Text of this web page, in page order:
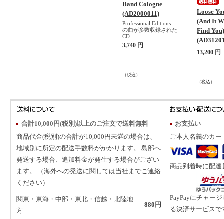
Band Cologne
(AD2000011)
Professional Editions
の曲が多数収録された
CD
3,740 円
（税込）
Loose
(And It
Find You)
13,200 円
（税込）
合計10,000円(税別)以上のご注文で送料無料
商品代金(税別)の合計が10,000円未満の場合は、
地域別に所定の配送手数料がかかります。 島部へ
発送する場合、追加料金が発生する場合がござい
ます。 （海外への発送に関しては当社までご連絡
ください）
関東・東海・中部・東北・信越・北陸地
方
880円
お支払い
ご本人名義のカ
商品到着時に配
PayPayにチャー
る決済サービスで